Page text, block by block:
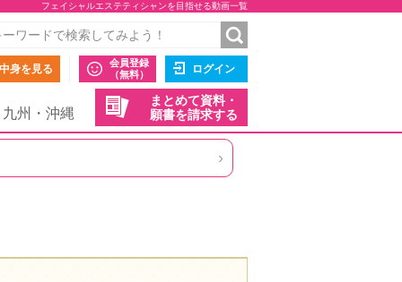
フェイシャルエステティシャンを目指せる動画一覧
身を見る
会員登録
（無料）
ログイン
まとめて資料・
願書を請求する
九州・沖縄
›